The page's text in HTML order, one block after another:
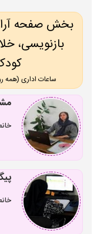
بخش صفحه
بازنویسی،
ساعات اداری (همه روزه 8 صبح تا 6 عصر، پنج شنبه